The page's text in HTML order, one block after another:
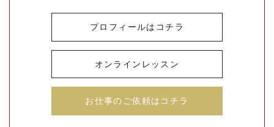
プロフィールはコチラ
オンラインレッスン
お仕事のご依頼はコチラ